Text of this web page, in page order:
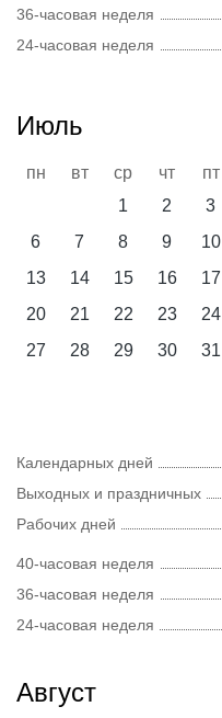
36-часовая неделя
24-часовая неделя
Июль
пн вт ср чт пт
1
2 3
6
7 8 9 10
13
14 15 16 17
20
21 22 23 24
27
28 29 30 31
Календарных дней
Выходных и праздничных
Рабочих дней
40-часовая неделя
36-часовая неделя
24-часовая неделя
Август